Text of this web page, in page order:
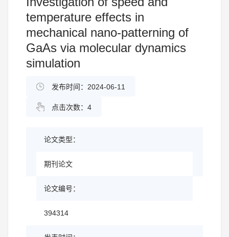
temperature effects in
mechanical nano-patterning of
GaAs via molecular dynamics
simulation
发布时间：2024-06-11
点击次数： 4
论文类型：
期刊论文
论文编号：
394314